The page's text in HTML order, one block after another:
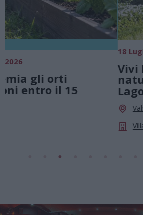
18 Luglio 2026 - 15 Agosto 2026
Vivi l’estate a Villa
natura e atmosfere
Lago di Lugano